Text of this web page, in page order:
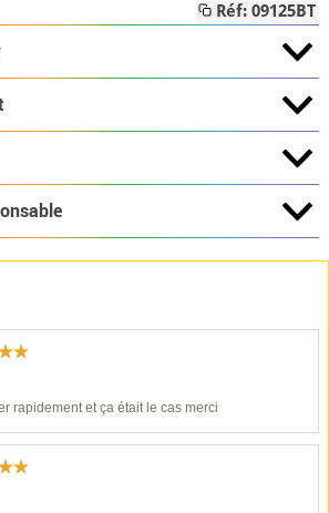
Réf: 09125BT
rapidement et ça était le cas merci